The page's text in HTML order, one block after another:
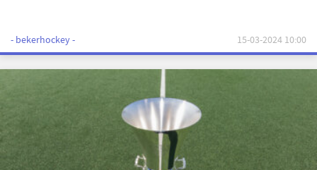
- bekerhockey - 15-03-2024 10:00